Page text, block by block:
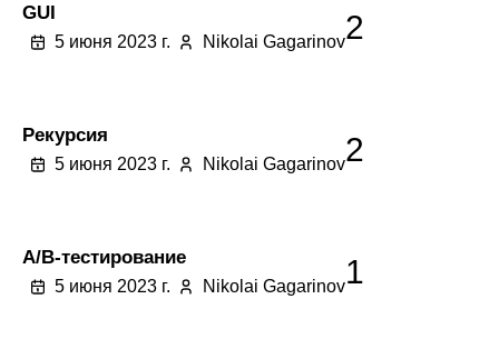
GUI
5 июня 2023 г. Nikolai Gagarinov2
Рекурсия
5 июня 2023 г. Nikolai Gagarinov2
A/B-тестирование
5 июня 2023 г. Nikolai Gagarinov1